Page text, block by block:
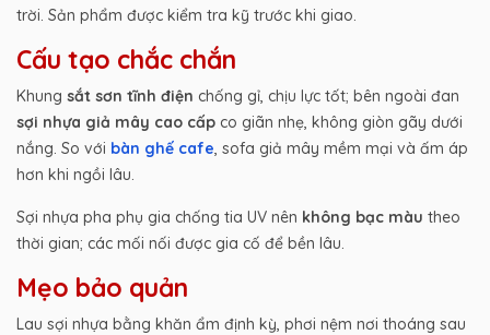
trời. Sản phẩm được kiểm tra kỹ trước khi giao.
Cấu tạo chắc chắn
Khung sắt sơn tĩnh điện chống gỉ, chịu lực tốt; bên ngoài đan
sợi nhựa giả mây cao cấp co giãn nhẹ, không giòn gãy dưới
nắng. So với bàn ghế cafe , sofa giả mây mềm mại và ấm áp
hơn khi ngồi lâu.
Sợi nhựa pha phụ gia chống tia UV nên không bạc màu theo
thời gian; các mối nối được gia cố để bền lâu.
Mẹo bảo quản
Lau sợi nhựa bằng khăn ẩm định kỳ, phơi nệm nơi thoáng sau